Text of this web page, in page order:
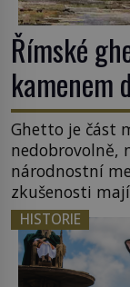
Římské
kamenem
Ghetto je část
nedobrovolně,
národnostní
zkušenosti
středověku
nějakém žít.
ghetto
k Židům,
HISTORIE